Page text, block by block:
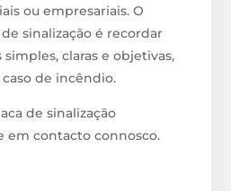
ou empresariais. O
sinalização é recordar
claras e objetivas,
de incêndio.
de sinalização
em contacto connosco.